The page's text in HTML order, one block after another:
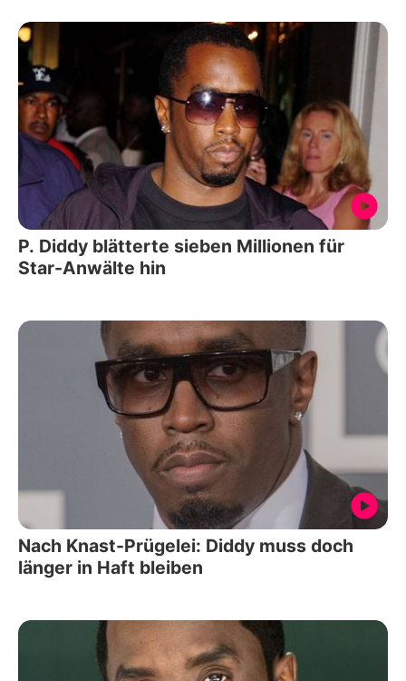
P. Diddy blätterte sieben Millionen für
Star-Anwälte hin
Nach Knast-Prügelei: Diddy muss doch
länger in Haft bleiben